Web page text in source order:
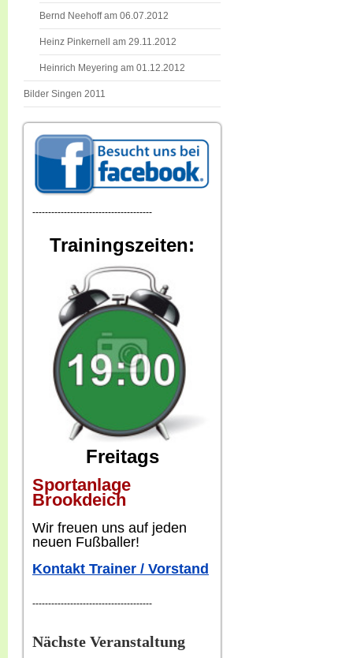
Bernd Neehoff am 06.07.2012
Heinz Pinkernell am 29.11.2012
Heinrich Meyering am 01.12.2012
Bilder Singen 2011
--------------------------------------
Trainingszeiten:
Freitags
Sportanlage
Brookdeich
Wir freuen uns auf jeden
neuen Fußballer!
Kontakt Trainer / Vorstand
--------------------------------------
Nächste Veranstaltung